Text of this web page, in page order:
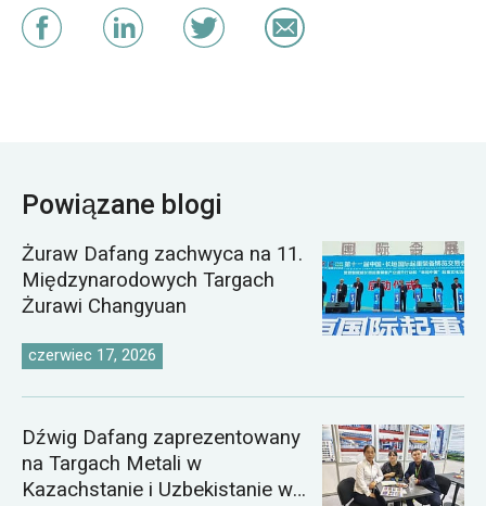
Powiązane blogi
Żuraw Dafang zachwyca na 11.
Międzynarodowych Targach
Żurawi Changyuan
czerwiec 17, 2026
Dźwig Dafang zaprezentowany
na Targach Metali w
Kazachstanie i Uzbekistanie w